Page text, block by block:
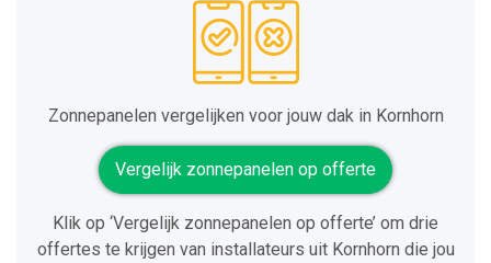
Zonnepanelen vergelijken voor jouw dak in Kornhorn
Vergelijk zonnepanelen op offerte
Klik op ‘Vergelijk zonnepanelen op offerte’ om drie
offertes te krijgen van installateurs uit Kornhorn die jou